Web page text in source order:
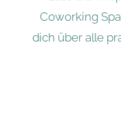
Coworking
dich über alle